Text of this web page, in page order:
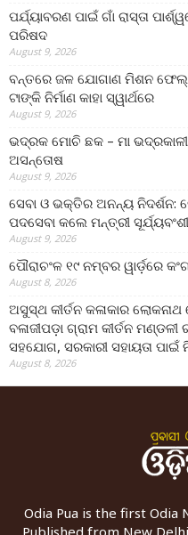
ପର୍ଯ୍ୟାବରଣ ପାଇଁ ଗାଁ ରାସ୍ତା
ପରିଷଦ
August 9, 2026
ବନ୍ତରେ ଜଳ ଯୋଗାଣ ମିଶନ ଫେଲ୍‌,
ଟାଙ୍କି ନିର୍ମାଣ କାହା ସ୍ୱାର୍ଥରେ
August 9, 2026
ଭଦ୍ରକ ମୋଚି ଛକ – ମା
ଅସନ୍ତୋଷ
August 9, 2026
ସେବା ଓ ଭକ୍ତିର ଅନନ୍ୟ
ପଦସେବା କଲେ ମନ୍ତ୍ରୀ
August 9, 2026
ପୌରାଚଂଳ ୧୯ ନମ୍ବର ୱାର୍ଡ଼ରେ
August 8, 2026
ଅସୁସ୍ଥ କୀର୍ତନ କଳାକାର
ବଳାଜୀପଡ଼ା ଗ୍ରାମ କୀର୍ତନ
ସହଯୋଗ, ସରକାରୀ ସହାୟତା ପାଇଁ
August 8, 2026
Odia Pua is the first